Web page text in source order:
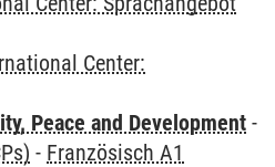
Center:
Peace and Development -
- Französisch A1